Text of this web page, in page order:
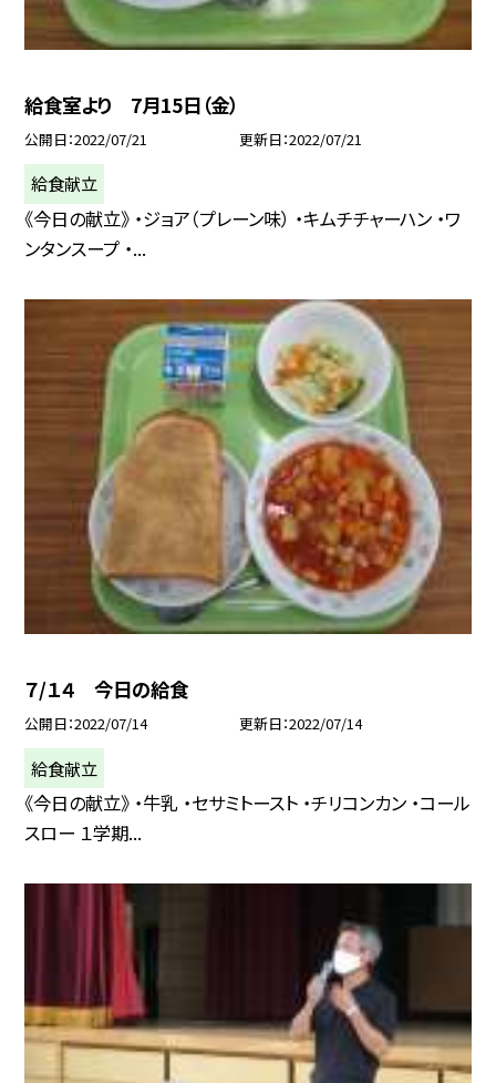
給食室より 7月15日（金）
公開日 2022/07/21 更新日 2022/07/21
給食献立
《今日の献立》 ・ジョア（プレーン味） ・キムチチャーハン ・ワ
ンタンスープ ・...
７/１４ 今日の給食
公開日 2022/07/14 更新日 2022/07/14
給食献立
《今日の献立》 ・牛乳 ・セサミトースト ・チリコンカン ・コール
スロー １学期...